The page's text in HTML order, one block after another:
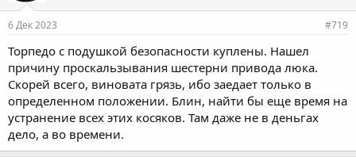
6 Дек 2023 #719
Торпедо с подушкой безопасности куплены. Нашел
причину проскальзывания шестерни привода люка.
Скорей всего, виновата грязь, ибо заедает только в
определенном положении. Блин, найти бы еще время на
устранение всех этих косяков. Там даже не в деньгах
дело, а во времени.